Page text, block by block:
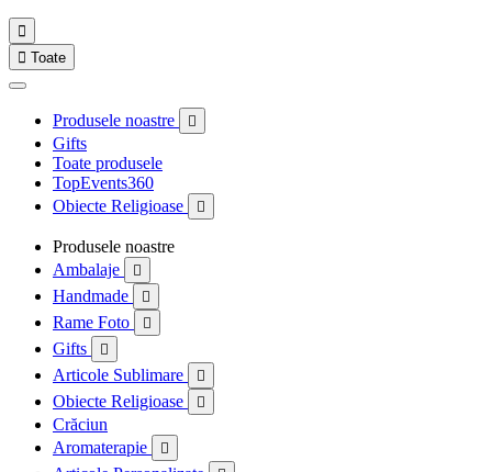

 Toate
Produsele noastre 
Gifts
Toate produsele
TopEvents360
Obiecte Religioase

Produsele noastre
Ambalaje

Handmade 
Rame Foto 
Gifts 
Articole Sublimare 
Obiecte Religioase 
Crăciun
Aromaterapie
